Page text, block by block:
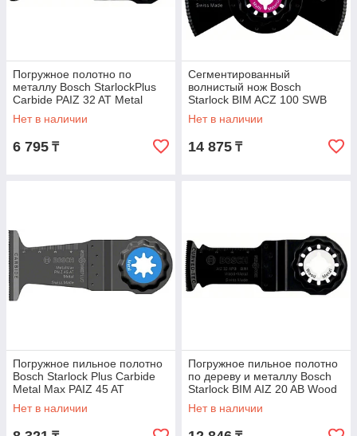
Погружное полотно по
металлу Bosch StarlockPlus
Carbide PAIZ 32 AT Metal
Нет в наличии
6 795 ₸
Сегментированный
волнистый нож Bosch
Starlock BIM ACZ 100 SWB
Нет в наличии
14 875 ₸
Погружное пильное полотно
Bosch Starlock Plus Carbide
Metal Max PAIZ 45 AT
Нет в наличии
Погружное пильное полотно
по дереву и металлу Bosch
Starlock BIM AIZ 20 AB Wood
and Metal, 5 шт
Нет в наличии